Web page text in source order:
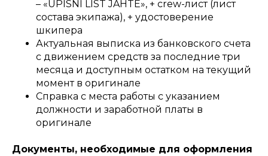
– «UPISNI LIST JAHTE», + crew-лист (лист
состава экипажа), + удостоверение
шкипера
Актуальная выписка из банковского счета
с движением средств за последние три
месяца и доступным остатком на текущий
момент в оригинале
Справка с места работы с указанием
должности и заработной платы в
оригинале
Документы, необходимые для оформления